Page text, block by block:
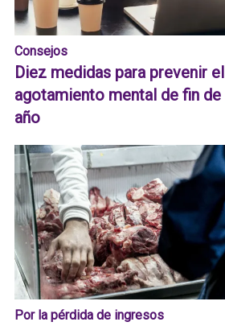
Consejos
Diez medidas para prevenir el
agotamiento mental de fin de
año
Por la pérdida de ingresos